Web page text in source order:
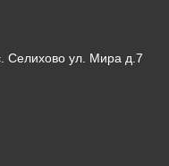
Селихово ул. Мира д.7